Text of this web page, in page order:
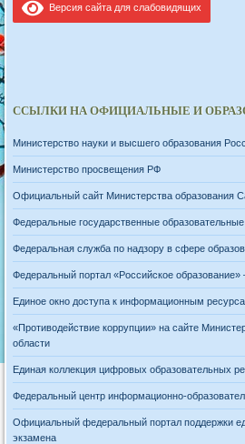
Версия сайта для слабовидящих
ССЫЛКИ НА ОФИЦИАЛЬНЫЕ И
Министерство науки и высшего образования
Министерство просвещения РФ
Официальный сайт Министерства образования
Федеральные государственные
Федеральная служба по надзору в сфере
Федеральный портал «Российское
Единое окно доступа к информационным
«Противодействие коррупции» на сайте
области
Единая коллекция цифровых образовательных
Федеральный центр информационно-
Официальный федеральный портал поддержки
экзамена